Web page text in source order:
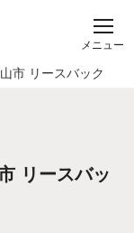
メニュー
市 リースバック
リースバッ